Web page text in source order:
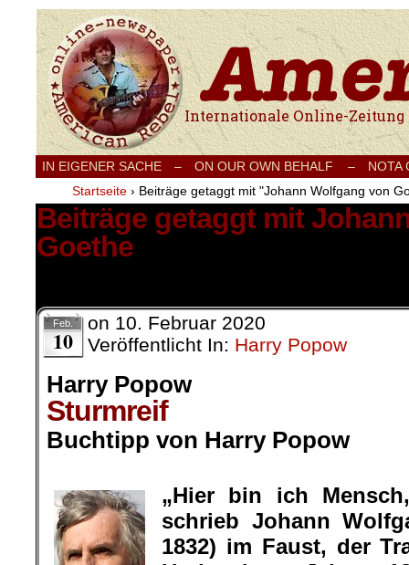
Internationale Onlinezeitung für Frieden,
IN EIGENER SACHE – ON OUR OWN BEHALF –
NOTA
Startseite › Beiträge getaggt mit "Johann Wolfgang von
Beiträge getaggt mit
Goethe
Feb.
10
on 10. Februar 2020
Veröffentlicht In: Harry Popow
Harry Popow
Sturmreif
Buchtipp von Harry Popow
„Hier bin ich
schrieb Johann
1832) im Faust, der